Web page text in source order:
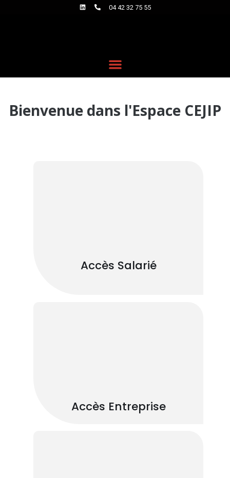
04 42 32 75 55
Bienvenue dans l'Espace CEJIP
Accès Salarié
Accès Entreprise